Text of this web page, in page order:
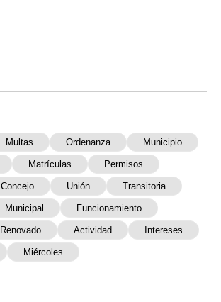
Multas Ordenanza Municipio
Matrículas Permisos
Concejo Unión Transitoria
Municipal Funcionamiento
Renovado Actividad Intereses
Miércoles